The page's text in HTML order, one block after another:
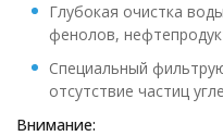
Глубокая очистка
фенолов,
Специальный
отсутствие частиц
Внимание: